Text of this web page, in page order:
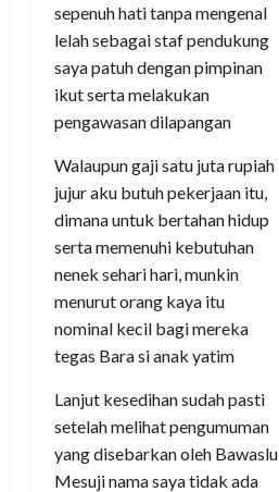
sepenuh hati tanpa mengenal
lelah sebagai staf pendukung
saya patuh dengan pimpinan
ikut serta melakukan
pengawasan dilapangan
Walaupun gaji satu juta rupiah
jujur aku butuh pekerjaan itu,
dimana untuk bertahan hidup
serta memenuhi kebutuhan
nenek sehari hari, munkin
menurut orang kaya itu
nominal kecil bagi mereka
tegas Bara si anak yatim
Lanjut kesedihan sudah pasti
setelah melihat pengumuman
yang disebarkan oleh Bawaslu
Mesuji nama saya tidak ada